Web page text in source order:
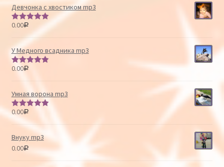
Девчонка с хвостиком mp3
Оценка
5.00
0.00Р
У Медного всадника mp3
Оценка
0.00Р
Умная ворона mp3
Оценка
из 5
0.00Р
Внуку mp3
0.00Р